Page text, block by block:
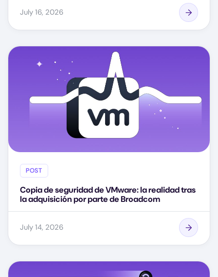
July 16, 2026
POST
Copia de seguridad de VMware: la realidad tras
la adquisición por parte de Broadcom
July 14, 2026